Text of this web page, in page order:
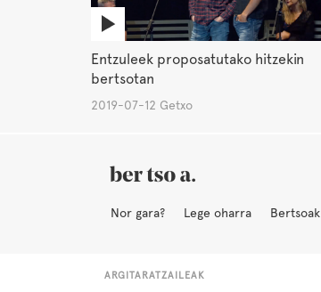
Entzuleek proposatutako hitzekin
bertsotan
2019-07-12 Getxo
Nor gara? Lege oharra Bertsoak
ARGITARATZAILEAK